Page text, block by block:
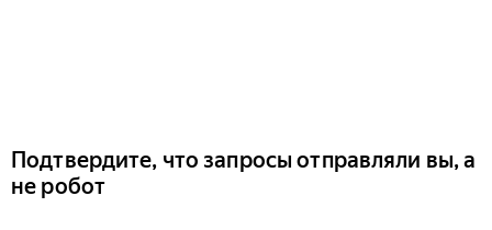
Подтвердите, что запросы отправляли вы, а
не робот